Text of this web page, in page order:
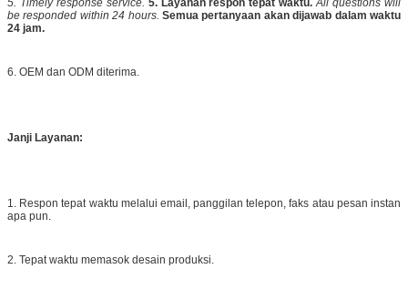
5. Timely response service. 5. Layanan respon tepat waktu. All questions will
be responded within 24 hours. Semua pertanyaan akan dijawab dalam waktu
24 jam.
6. OEM dan ODM diterima.
Janji Layanan:
1. Respon tepat waktu melalui email, panggilan telepon, faks atau pesan instan
apa pun.
2. Tepat waktu memasok desain produksi.